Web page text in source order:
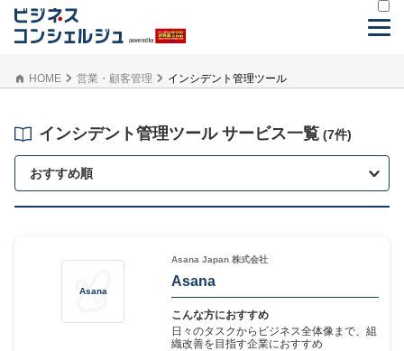
HOME 営業・顧客管理 インシデント管理ツール
インシデント管理ツール サービス一覧 (7件)
おすすめ順
Asana
Asana Japan 株式会社
Asana
こんな方におすすめ
日々のタスクからビジネス全体像まで、組
織改善を目指す企業におすすめ